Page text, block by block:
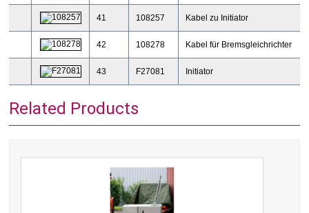
41 108257 Kabel zu Initiator
42 108278 Kabel für Bremsgleichrichter
43 F27081 Initiator
Related Products